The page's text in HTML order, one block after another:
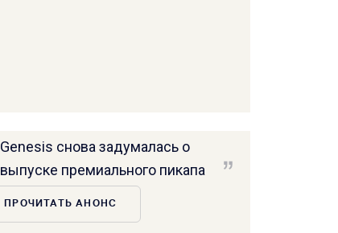
Genesis снова задумалась о
выпуске премиального пикапа
ПРОЧИТАТЬ АНОНС